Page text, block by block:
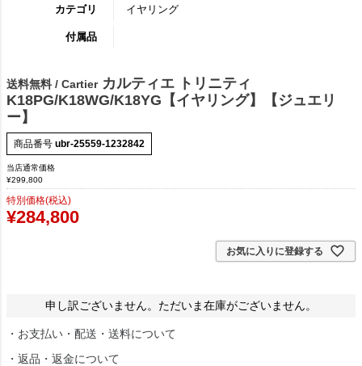
カテゴリ イヤリング
付属品
送料無料 / Cartier カルティエ トリニティ
K18PG/K18WG/K18YG【イヤリング】【ジュエリ
ー】
商品番号 ubr-25559-1232842
当店通常価格
¥299,800
特別価格(税込)
¥284,800
お気に入りに登録する
申し訳ございません。ただいま在庫がございません。
・お支払い・配送・送料について
・返品・返金について